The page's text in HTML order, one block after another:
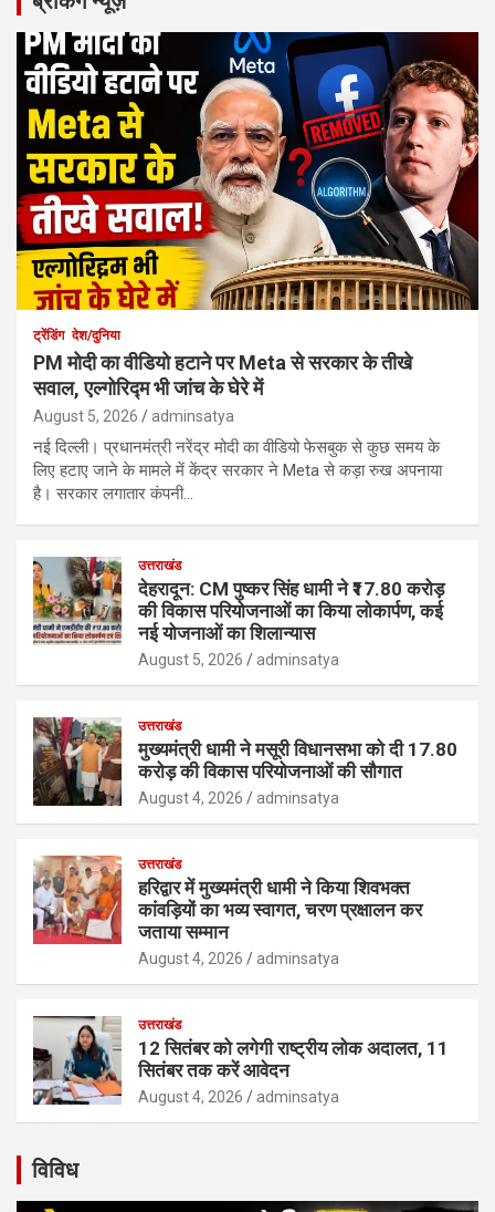
ट्रेंडिंग देश/दुनिया
PM मोदी का वीडियो हटाने पर Meta से सरकार के तीखे
सवाल, एल्गोरिद्म भी जांच के घेरे में
August 5, 2026 adminsatya
नई दिल्ली। प्रधानमंत्री नरेंद्र मोदी का वीडियो फेसबुक से कुछ समय के
लिए हटाए जाने के मामले में केंद्र सरकार ने Meta से कड़ा रुख अपनाया
है। सरकार लगातार कंपनी…
उत्तराखंड
देहरादून: CM पुष्कर सिंह धामी ने ₹17.80 करोड़
की विकास परियोजनाओं का किया लोकार्पण, कई
नई योजनाओं का शिलान्यास
August 5, 2026 adminsatya
उत्तराखंड
मुख्यमंत्री धामी ने मसूरी विधानसभा को दी 17.80
करोड़ की विकास परियोजनाओं की सौगात
August 4, 2026 adminsatya
उत्तराखंड
हरिद्वार में मुख्यमंत्री धामी ने किया शिवभक्त
कांवड़ियों का भव्य स्वागत, चरण प्रक्षालन कर
जताया सम्मान
August 4, 2026 adminsatya
उत्तराखंड
12 सितंबर को लगेगी राष्ट्रीय लोक अदालत, 11
सितंबर तक करें आवेदन
August 4, 2026 adminsatya
विविध